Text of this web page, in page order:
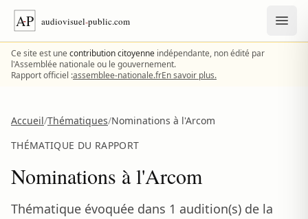
Aller au contenu
Ce site est unecontribution citoyenne indépendante, non édité par
l'Assemblée nationale ou le gouvernement.
Rapport officiel :assemblee-nationale.frEn savoir plus.
Accueil/Thématiques/Nominations à l'Arcom
THÉMATIQUE DU RAPPORT
Nominations à l'Arcom
Thématique évoquée dans 1 audition(s) de la